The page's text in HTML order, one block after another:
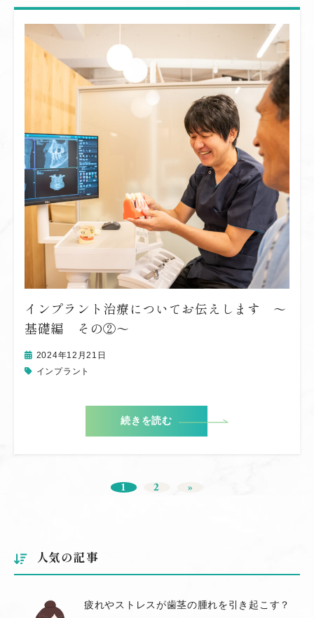
インプラント治療についてお伝えします 〜
基礎編 その②〜
2024年12月21日
インプラント
続きを読む
1 2 »
人気の記事
疲れやストレスが歯茎の腫れを引き起こす？